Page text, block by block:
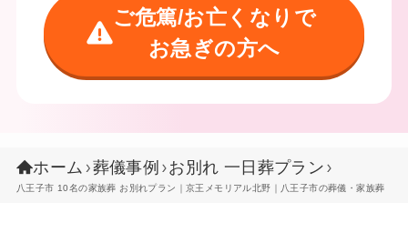
ご危篤/お亡くなりで
お急ぎの方へ
ホーム 葬儀事例 お別れ 一日葬プラン
八王子市 10名の家族葬 お別れプラン｜京王メモリアル北野｜八王子市の葬儀・家族葬